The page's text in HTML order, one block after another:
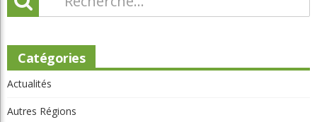
Catégories
Actualités
Autres Régions